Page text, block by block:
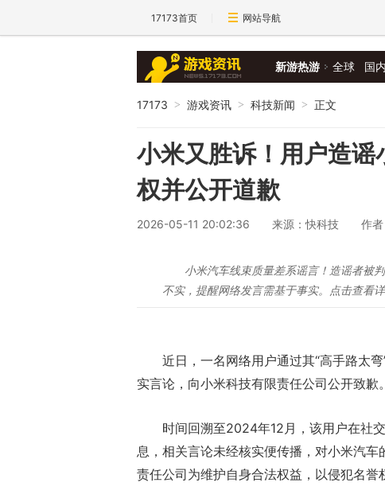
17173首页 网站导航
新游热游 全球 国内
17173 > 游戏资讯 > 科技新闻 > 正文
小米又胜诉！用户造
权并公开道歉
2026-05-11 20:02:36 来源：快科技 作
小米汽车线束质量差系谣言！造谣者被
不实，提醒网络发言需基于事实。点击查看详
近日，一名网络用户通过其“高手路太
实言论，向小米科技有限责任公司公开致歉。
时间回溯至2024年12月，该用户在社
息，相关言论未经核实便传播，对小米汽
责任公司为维护自身合法权益，以侵犯名誉